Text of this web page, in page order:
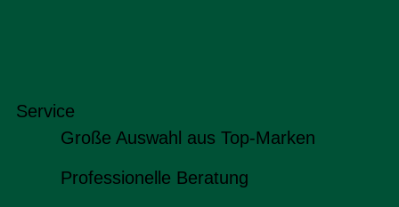
Service
Große Auswahl aus Top-Marken
Professionelle Beratung